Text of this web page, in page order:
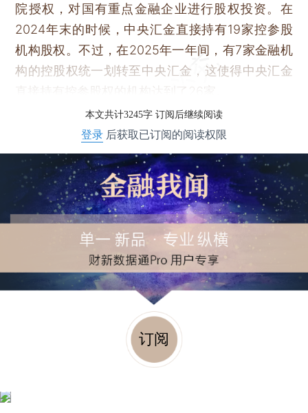
院授权，对国有重点金融企业进行股权投资。在
2024年末的时候，中央汇金直接持有19家控参股
机构股权。不过，在2025年一年间，有7家金融机
构的控股权统一划转至中央汇金，这使得中央汇金
直接持有控参股权的机构达到了26家。
本文共计3245字 订阅后继续阅读
登录 后获取已订阅的阅读权限
订阅